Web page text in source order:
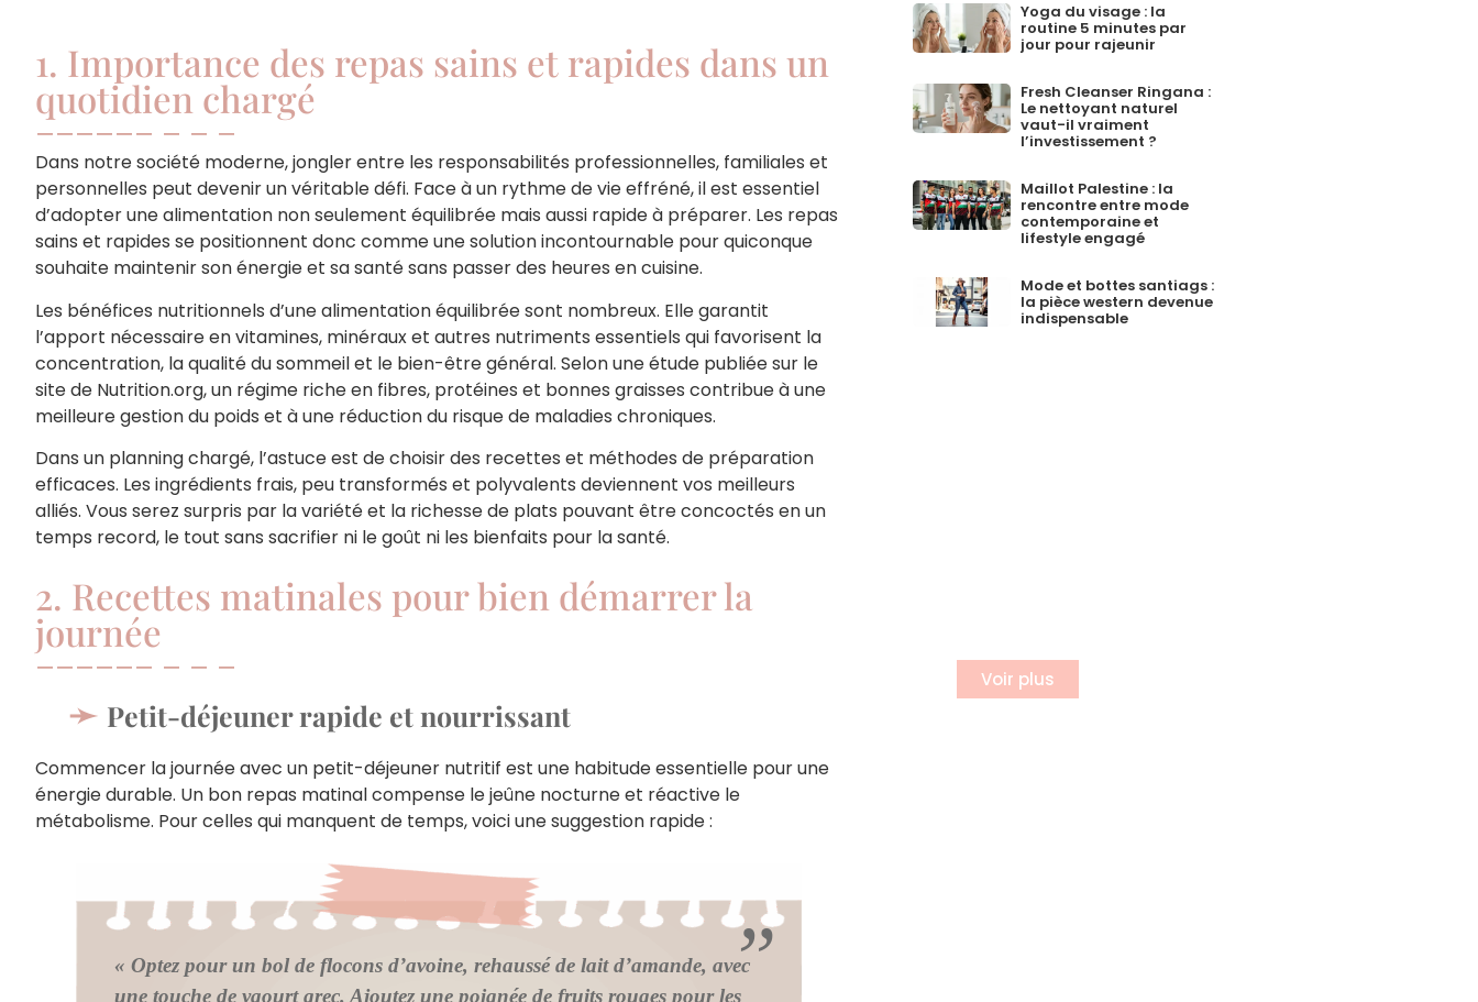
1. Importance des repas sains et rapides dans un
quotidien chargé
Dans notre société moderne, jongler entre les responsabilités professionnelles, familiales et
personnelles peut devenir un véritable défi. Face à un rythme de vie effréné, il est essentiel
d’adopter une alimentation non seulement équilibrée mais aussi rapide à préparer. Les repas
sains et rapides se positionnent donc comme une solution incontournable pour quiconque
souhaite maintenir son énergie et sa santé sans passer des heures en cuisine.
Les bénéfices nutritionnels d’une alimentation équilibrée sont nombreux. Elle garantit
l’apport nécessaire en vitamines, minéraux et autres nutriments essentiels qui favorisent la
concentration, la qualité du sommeil et le bien-être général. Selon une étude publiée sur le
site de Nutrition.org, un régime riche en fibres, protéines et bonnes graisses contribue à une
meilleure gestion du poids et à une réduction du risque de maladies chroniques.
Dans un planning chargé, l’astuce est de choisir des recettes et méthodes de préparation
efficaces. Les ingrédients frais, peu transformés et polyvalents deviennent vos meilleurs
alliés. Vous serez surpris par la variété et la richesse de plats pouvant être concoctés en un
temps record, le tout sans sacrifier ni le goût ni les bienfaits pour la santé.
2. Recettes matinales pour bien démarrer la
journée
Petit-déjeuner rapide et nourrissant
Commencer la journée avec un petit-déjeuner nutritif est une habitude essentielle pour une
énergie durable. Un bon repas matinal compense le jeûne nocturne et réactive le
métabolisme. Pour celles qui manquent de temps, voici une suggestion rapide :
« Optez pour un bol de flocons d’avoine, rehaussé de lait d’amande, avec
une touche de yaourt grec. Ajoutez une poignée de fruits rouges pour les
Yoga du visage : la
routine 5 minutes par
jour pour rajeunir
Fresh Cleanser Ringana :
Le nettoyant naturel
vaut-il vraiment
l’investissement ?
Maillot Palestine : la
rencontre entre mode
contemporaine et
lifestyle engagé
Mode et bottes santiags :
la pièce western devenue
indispensable
Voir plus